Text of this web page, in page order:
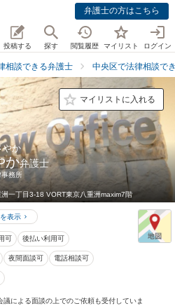
弁護士の方はこちら
投稿する 探す 閲覧履歴 マイリスト ログイン
相談できる弁護士 中央区で法律相談で
マイリストに入れる
やか
か弁護士
事務所
一丁目3-18 VORT東京八重洲maxim7階
表示
可 後払い利用可
夜間面談可 電話相談可
議による面談の上でのご依頼も受付していま